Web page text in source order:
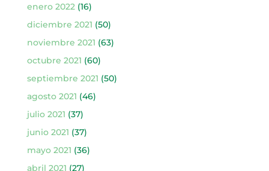
enero 2022 (16)
diciembre 2021 (50)
noviembre 2021 (63)
octubre 2021 (60)
septiembre 2021 (50)
agosto 2021 (46)
julio 2021 (37)
junio 2021 (37)
mayo 2021 (36)
abril 2021 (27)